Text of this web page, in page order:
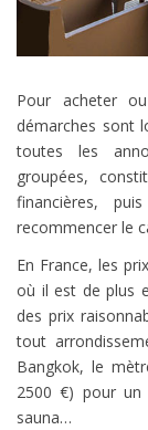
Pour acheter
démarches sont
toutes les
groupées,
financières,
recommencer le
En France, les
où il est de plus
des prix
tout
Bangkok, le
2500 €) pour un
sauna…